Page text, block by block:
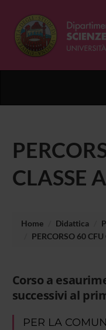
CLASSE
Home Didattica
PERCORSO 60
Corso a
successivi al
PER LA